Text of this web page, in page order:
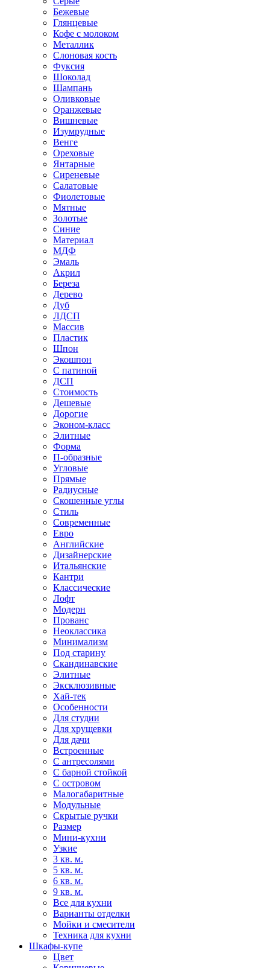
Бежевые
Глянцевые
Кофе с молоком
Металлик
Слоновая кость
Фуксия
Шоколад
Шампань
Оливковые
Оранжевые
Вишневые
Изумрудные
Венге
Ореховые
Янтарные
Сиреневые
Салатовые
Фиолетовые
Мятные
Золотые
Синие
Материал
МДФ
Эмаль
Акрил
Береза
Дерево
Дуб
ЛДСП
Массив
Пластик
Шпон
Экошпон
С патиной
ДСП
Стоимость
Дешевые
Дорогие
Эконом-класс
Элитные
Форма
П-образные
Угловые
Прямые
Радиусные
Скошенные углы
Стиль
Современные
Евро
Английские
Дизайнерские
Итальянские
Кантри
Классические
Лофт
Модерн
Прованс
Неоклассика
Минимализм
Под старину
Скандинавские
Элитные
Эксклюзивные
Хай-тек
Особенности
Для студии
Для хрущевки
Для дачи
Встроенные
С антресолями
С барной стойкой
С островом
Малогабаритные
Модульные
Скрытые ручки
Размер
Мини-кухни
Узкие
3 кв. м.
5 кв. м.
6 кв. м.
9 кв. м.
Все для кухни
Варианты отделки
Мойки и смесители
Техника для кухни
Шкафы-купе
Цвет